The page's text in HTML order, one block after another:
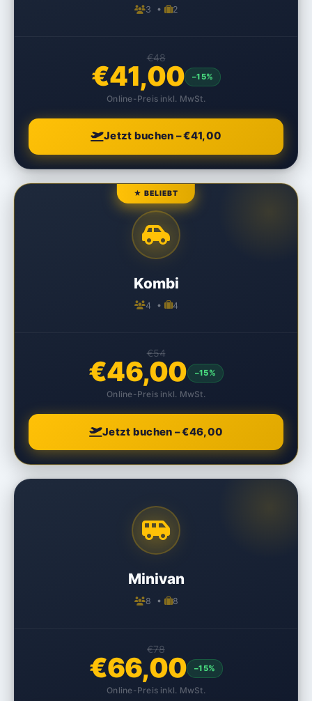
3 • 2
€48
€41,00 –15%
Online-Preis inkl. MwSt.
Jetzt buchen – €41,00
★ BELIEBT
Kombi
4 • 4
€54
€46,00 –15%
Online-Preis inkl. MwSt.
Jetzt buchen – €46,00
Minivan
8 • 8
€78
€66,00 –15%
Online-Preis inkl. MwSt.